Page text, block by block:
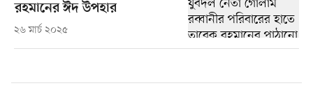
রহমানের ঈদ উপহার
২৬ মার্চ ২০২৫